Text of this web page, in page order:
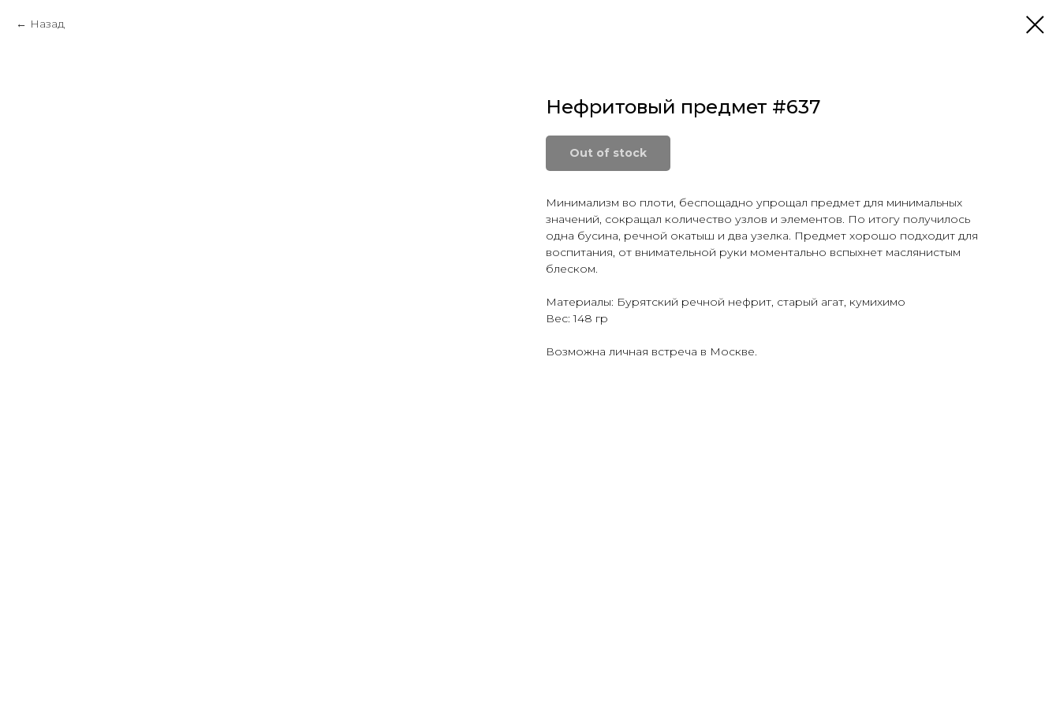
Назад
Нефритовый предмет #637
Out of stock
Минимализм во плоти, беспощадно упрощал предмет для минимальных
значений, сокращал количество узлов и элементов. По итогу получилось
одна бусина, речной окатыш и два узелка. Предмет хорошо подходит для
воспитания, от внимательной руки моментально вспыхнет маслянистым
блеском.
Материалы: Бурятский речной нефрит, старый агат, кумихимо
Вес: 148 гр
Возможна личная встреча в Москве.